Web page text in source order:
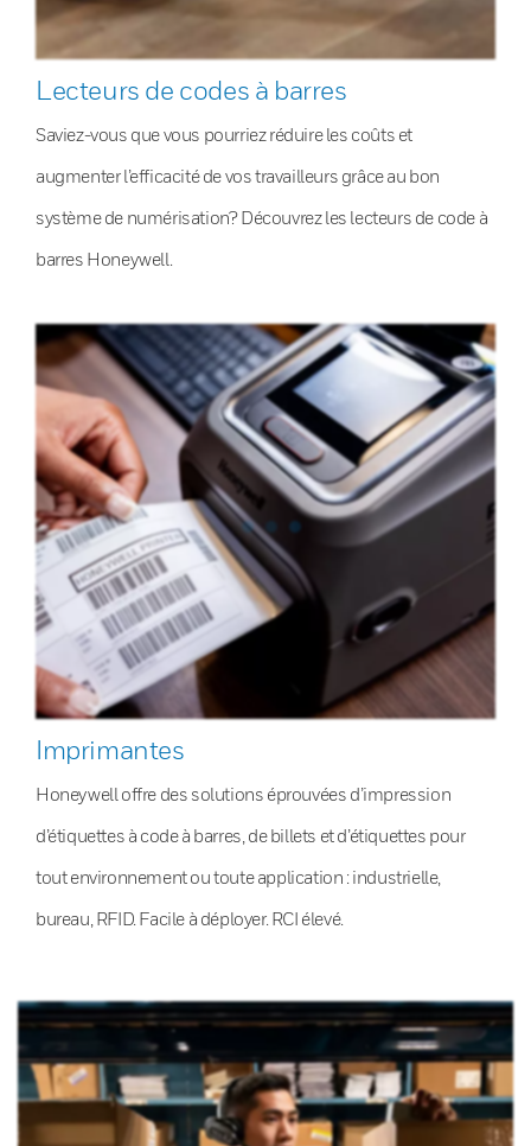
Lecteurs de codes à barres
Saviez-vous que vous pourriez réduire les coûts et
augmenter l’efficacité de vos travailleurs grâce au bon
système de numérisation? Découvrez les lecteurs de code à
barres Honeywell.
Imprimantes
Honeywell offre des solutions éprouvées d’impression
d’étiquettes à code à barres, de billets et d’étiquettes pour
tout environnement ou toute application : industrielle,
bureau, RFID. Facile à déployer. RCI élevé.